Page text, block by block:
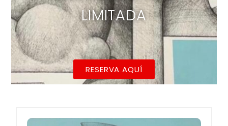
LIMITADA
RESERVA AQUÍ